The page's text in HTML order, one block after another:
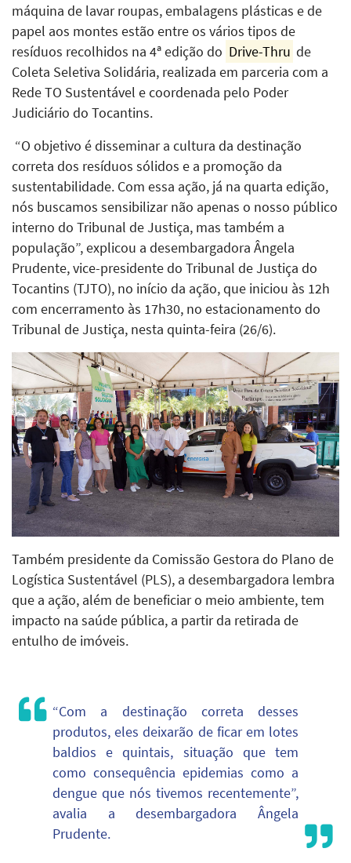
máquina de lavar roupas, embalagens plásticas e de
papel aos montes estão entre os vários tipos de
resíduos recolhidos na 4ª edição do Drive-Thru de
Coleta Seletiva Solidária, realizada em parceria com a
Rede TO Sustentável e coordenada pelo Poder
Judiciário do Tocantins.
“O objetivo é disseminar a cultura da destinação
correta dos resíduos sólidos e a promoção da
sustentabilidade. Com essa ação, já na quarta edição,
nós buscamos sensibilizar não apenas o nosso público
interno do Tribunal de Justiça, mas também a
população”, explicou a desembargadora Ângela
Prudente, vice-presidente do Tribunal de Justiça do
Tocantins (TJTO), no início da ação, que iniciou às 12h
com encerramento às 17h30, no estacionamento do
Tribunal de Justiça, nesta quinta-feira (26/6).
Também presidente da Comissão Gestora do Plano de
Logística Sustentável (PLS), a desembargadora lembra
que a ação, além de beneficiar o meio ambiente, tem
impacto na saúde pública, a partir da retirada de
entulho de imóveis.
“Com a destinação correta desses
produtos, eles deixarão de ficar em lotes
baldios e quintais, situação que tem
como consequência epidemias como a
dengue que nós tivemos recentemente”,
avalia a desembargadora Ângela
Prudente.